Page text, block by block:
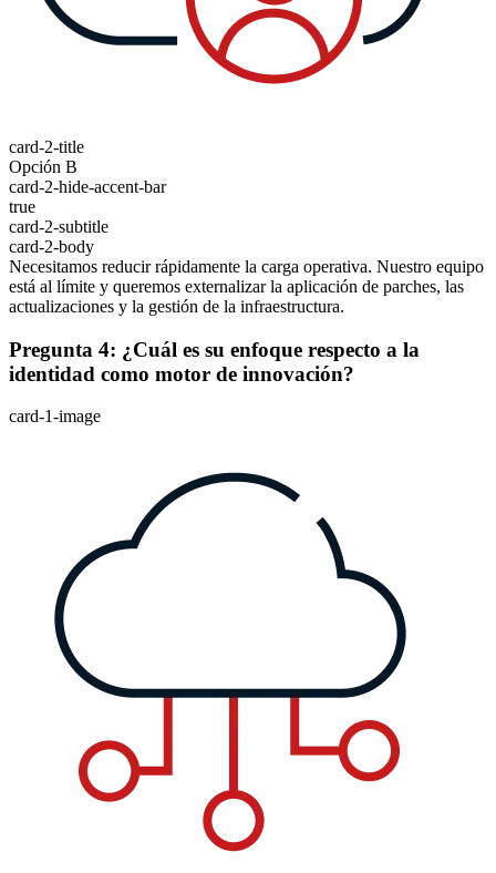
card-2-title
Opción B
card-2-hide-accent-bar
true
card-2-subtitle
card-2-body
Necesitamos reducir rápidamente la carga operativa. Nuestro equipo
está al límite y queremos externalizar la aplicación de parches, las
actualizaciones y la gestión de la infraestructura.
Pregunta 4: ¿Cuál es su enfoque respecto a la
identidad como motor de innovación?
card-1-image